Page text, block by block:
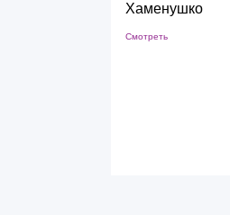
Хаменушко
Смотреть